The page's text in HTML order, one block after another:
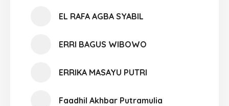
EL RAFA AGBA SYABIL
ERRI BAGUS WIBOWO
ERRIKA MASAYU PUTRI
Faadhil Akhbar Putramulia